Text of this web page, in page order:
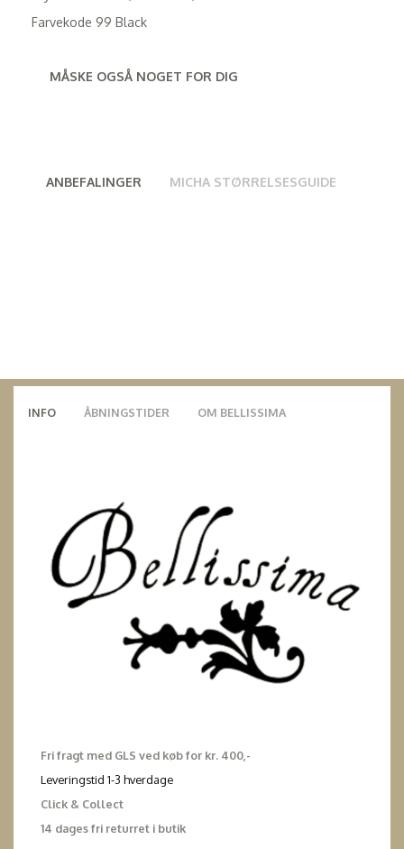
Farvekode 99 Black
MÅSKE OGSÅ NOGET FOR DIG
ANBEFALINGER MICHA STØRRELSESGUIDE
INFO ÅBNINGSTIDER OM BELLISSIMA
Fri fragt med GLS ved køb for kr. 400,-
Leveringstid 1-3 hverdage
Click & Collect
14 dages fri returret i butik